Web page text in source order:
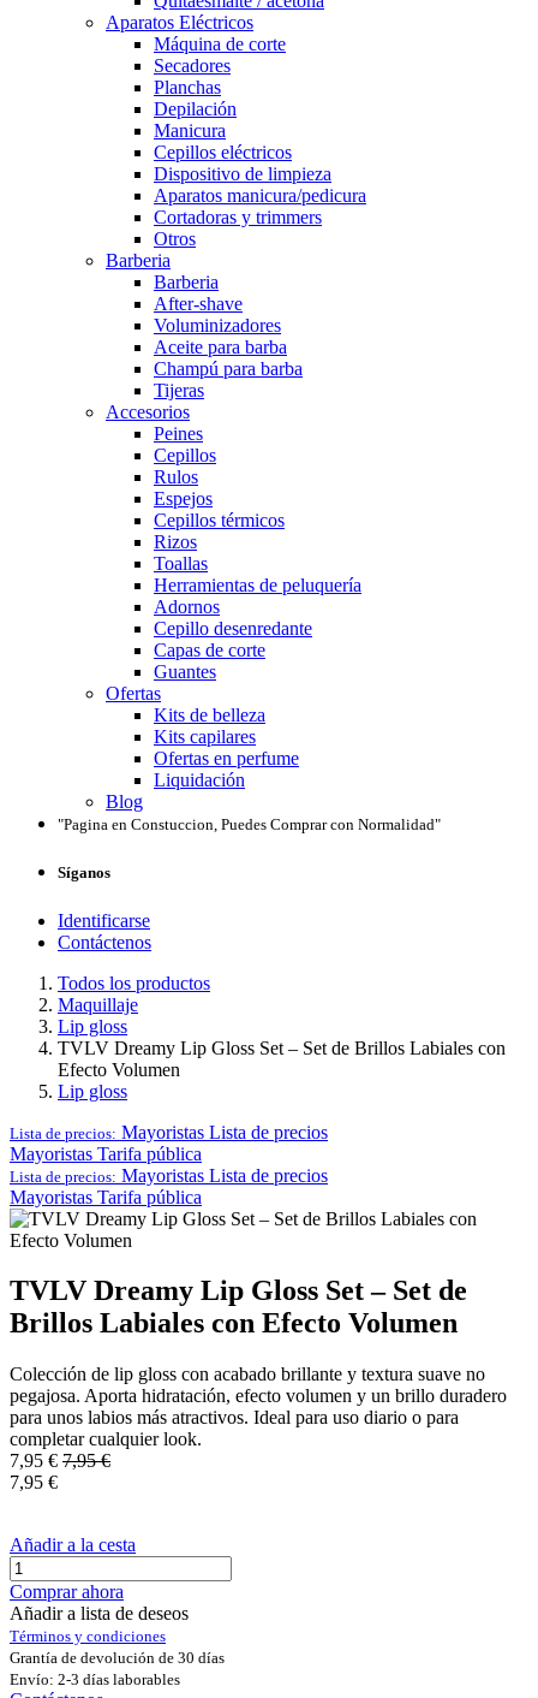
Aparatos Eléctricos
Máquina de corte
Secadores
Planchas
Depilación
Manicura
Cepillos eléctricos
Dispositivo de limpieza
Aparatos manicura/pedicura
Cortadoras y trimmers
Otros
Barberia
Barberia
After-shave
Voluminizadores
Aceite para barba
Champú para barba
Tijeras
Accesorios
Peines
Cepillos
Rulos
Espejos
Cepillos térmicos
Rizos
Toallas
Herramientas de peluquería
Adornos
Cepillo desenredante
Capas de corte
Guantes
Ofertas
Kits de belleza
Kits capilares
Ofertas en perfume
Liquidación
Blog
"Pagina en Constuccion, Puedes Comprar con Normalidad"
Síganos
Identificarse
Contáctenos
Todos los productos
Maquillaje
Lip gloss
TVLV Dreamy Lip Gloss Set – Set de Brillos Labiales con
Efecto Volumen
Lip gloss
Lista de precios: Mayoristas Lista de precios
Mayoristas Tarifa pública
Lista de precios: Mayoristas Lista de precios
Mayoristas Tarifa pública
TVLV Dreamy Lip Gloss Set – Set de
Brillos Labiales con Efecto Volumen
Colección de lip gloss con acabado brillante y textura suave no
pegajosa. Aporta hidratación, efecto volumen y un brillo duradero
para unos labios más atractivos. Ideal para uso diario o para
completar cualquier look.
7,95 € 7,95€
7,95 €
Añadir a la cesta
Comprar ahora
Añadir a lista de deseos
Términos y condiciones
Grantía de devolución de 30 días
Envío: 2-3 días laborables